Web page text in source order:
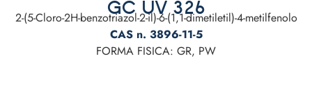
GC UV 326
2-(5-Cloro-2H-benzotriazol-2-il)-6-(1,1-dimetiletil)-4-metilfenolo
CAS n. 3896-11-5
FORMA FISICA: GR, PW